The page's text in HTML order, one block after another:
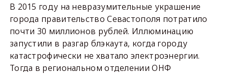
В 2015 году на невразумительные украшение
города правительство Севастополя потратило
почти 30 миллионов рублей. Иллюминацию
запустили в разгар блэкаута, когда городу
катастрофически не хватало электроэнергии.
Тогда в региональном отделении ОНФ